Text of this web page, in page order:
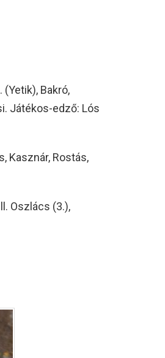
Bakró,
Játékos-edző: Lós
Kasznár, Rostás,
Oszlács (3.),